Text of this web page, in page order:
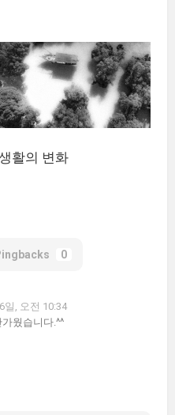
활의 변화
0
일, 오전 10:34
웠습니다.^^